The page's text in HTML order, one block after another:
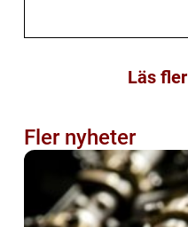
Läs
Fler nyheter